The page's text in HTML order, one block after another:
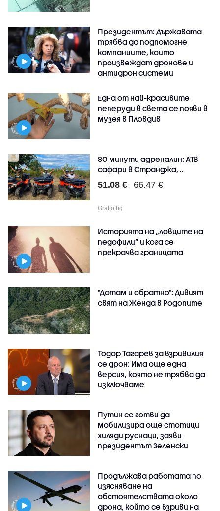
Президентът: Държавата
трябва да подпомогне
компаниите, които
произвеждат дронове и
антидрон системи
Една от най-красивите
пеперуди в света се появи в
музея в Пловдив
80 минути адреналин: АТB
сафари в Странджа, ..
51.08 € 66.47 €
Grabo.bg
Историята на „ловците на
педофили” и кога се
прекрачва границата
"Дотам и обратно": Дивият
свят на Женда в Родопите
Тодор Тагарев за взривилия
се дрон: Има още една
версия, която не трябва да
изключваме
Путин се готви да
мобилизира още стотици
хиляди руснаци, заяви
президентът Зеленски
Продължава работата по
изясняване на
обстоятелствата около
дрона, който се взриви на